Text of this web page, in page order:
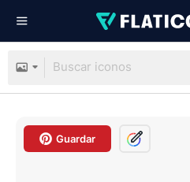
Guardar